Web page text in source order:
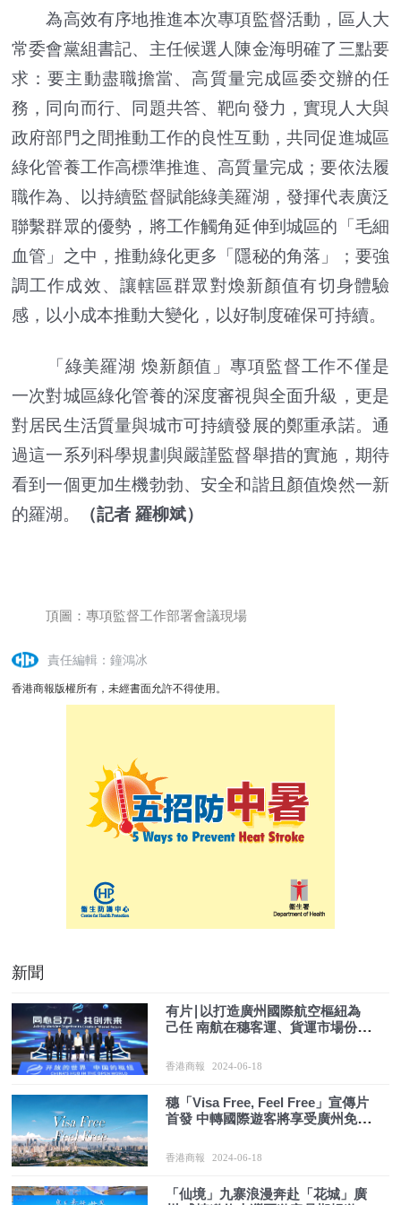
為高效有序地推進本次專項監督活動，區人大
常委會黨組書記、主任候選人陳金海明確了三點要
求：要主動盡職擔當、高質量完成區委交辦的任
務，同向而行、同題共答、靶向發力，實現人大與
政府部門之間推動工作的良性互動，共同促進城區
綠化管養工作高標準推進、高質量完成；要依法履
職作為、以持續監督賦能綠美羅湖，發揮代表廣泛
聯繫群眾的優勢，將工作觸角延伸到城區的「毛細
血管」之中，推動綠化更多「隱秘的角落」；要強
調工作成效、讓轄區群眾對煥新顏值有切身體驗
感，以小成本推動大變化，以好制度確保可持續。
「綠美羅湖 煥新顏值」專項監督工作不僅是
一次對城區綠化管養的深度審視與全面升級，更是
對居民生活質量與城市可持續發展的鄭重承諾。通
過這一系列科學規劃與嚴謹監督舉措的實施，期待
看到一個更加生機勃勃、安全和諧且顏值煥然一新
的羅湖。
（記者 羅柳斌）
頂圖：專項監督工作部署會議現場
責任編輯：鐘鴻冰
香港商報版權所有，未經書面允許不得使用。
新聞
有片∣以打造廣州國際航空樞紐為
己任 南航在穗客運、貨運市場份額
香港商報 2024-06-18
穗「Visa Free, Feel Free」宣傳片
首發 中轉國際遊客將享受廣州免費
香港商報 2024-06-18
「仙境」九寨浪漫奔赴「花城」廣